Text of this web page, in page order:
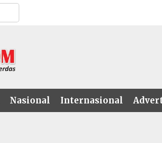
Nasional Internasional